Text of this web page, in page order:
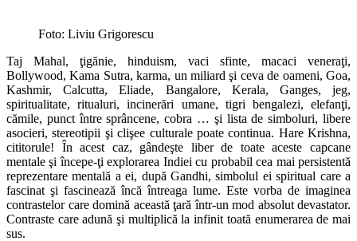
Foto: Liviu Grigorescu
Taj Mahal, ţigănie, hinduism, vaci sfinte, macaci veneraţi,
Bollywood, Kama Sutra, karma, un miliard şi ceva de oameni, Goa,
Kashmir, Calcutta, Eliade, Bangalore, Kerala, Ganges, jeg,
spiritualitate, ritualuri, incinerări umane, tigri bengalezi, elefanţi,
cămile, punct între sprâncene, cobra … şi lista de simboluri, libere
asocieri, stereotipii şi clişee culturale poate continua. Hare Krishna,
cititorule! În acest caz, gândeşte liber de toate aceste capcane
mentale şi începe-ţi explorarea Indiei cu probabil cea mai persistentă
reprezentare mentală a ei, după Gandhi, simbolul ei spiritual care a
fascinat şi fascinează încă întreaga lume. Este vorba de imaginea
contrastelor care domină această ţară într-un mod absolut devastator.
Contraste care adună şi multiplică la infinit toată enumerarea de mai
sus.